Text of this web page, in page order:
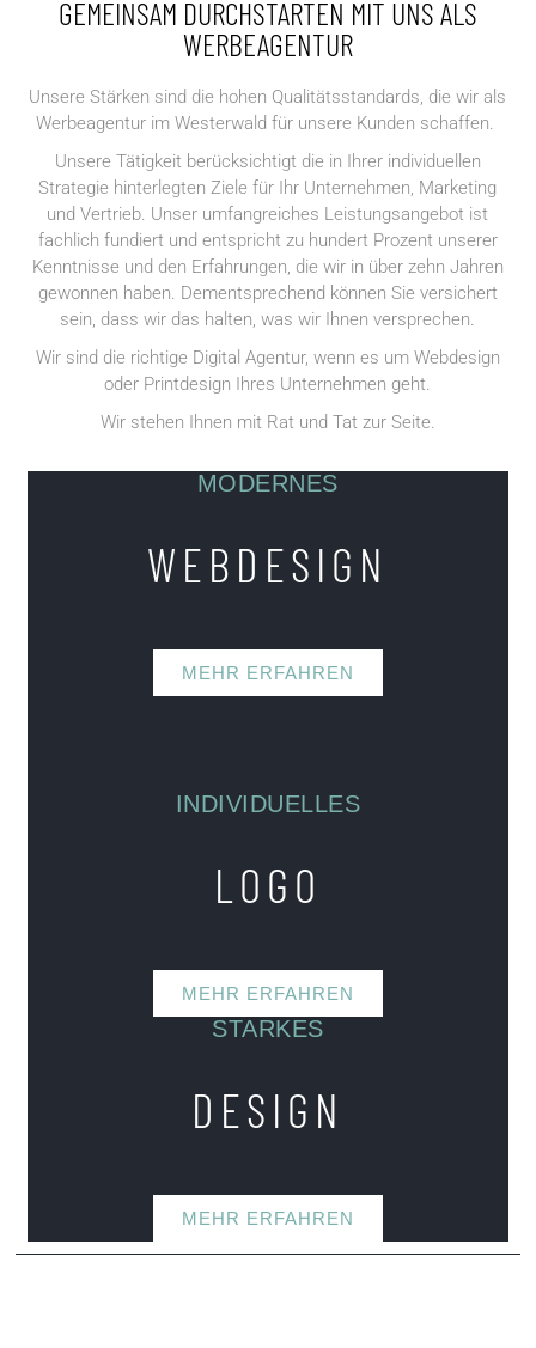
GEMEINSAM DURCHSTARTEN MIT UNS ALS
WERBEAGENTUR
Unsere Stärken sind die hohen Qualitätsstandards, die wir als
Werbeagentur im Westerwald für unsere Kunden schaffen.
Unsere Tätigkeit berücksichtigt die in Ihrer individuellen
Strategie hinterlegten Ziele für Ihr Unternehmen, Marketing
und Vertrieb. Unser umfangreiches Leistungsangebot ist
fachlich fundiert und entspricht zu hundert Prozent unserer
Kenntnisse und den Erfahrungen, die wir in über zehn Jahren
gewonnen haben. Dementsprechend können Sie versichert
sein, dass wir das halten, was wir Ihnen versprechen.
Wir sind die richtige Digital Agentur, wenn es um Webdesign
oder Printdesign Ihres Unternehmen geht.
Wir stehen Ihnen mit Rat und Tat zur Seite.
MODERNES
WEBDESIGN
MEHR ERFAHREN
INDIVIDUELLES
LOGO
MEHR ERFAHREN
STARKES
DESIGN
MEHR ERFAHREN